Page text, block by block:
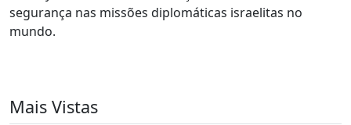
segurança nas missões diplomáticas israelitas no
mundo.
Mais Vistas